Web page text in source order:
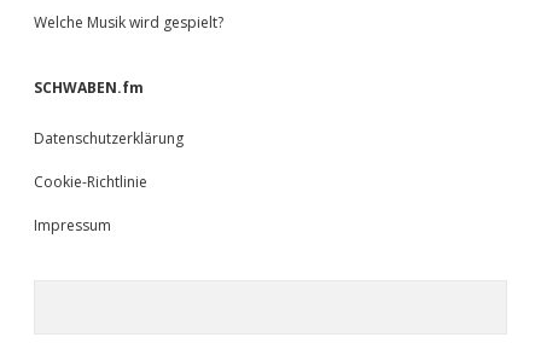
Welche Musik wird gespielt?
SCHWABEN.fm
Datenschutzerklärung
Cookie-Richtlinie
Impressum